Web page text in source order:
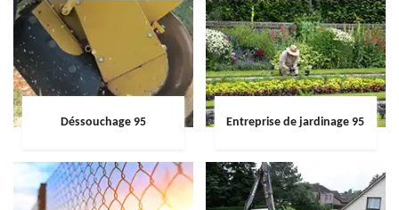
Déssouchage 95 Entreprise de jardinage 95